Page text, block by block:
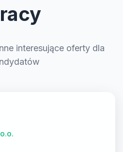
interesujące oferty dla